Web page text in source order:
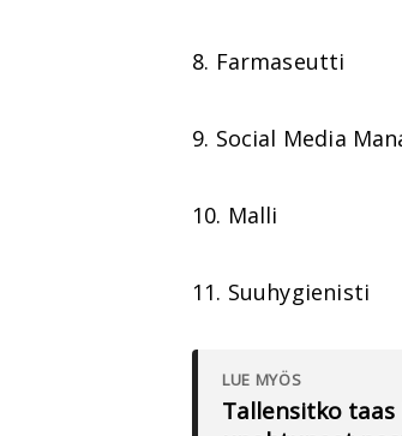
8. Farmaseutti
9. Social Media
10. Malli
11. Suuhygienisti
LUE MYÖS
Tallensitko